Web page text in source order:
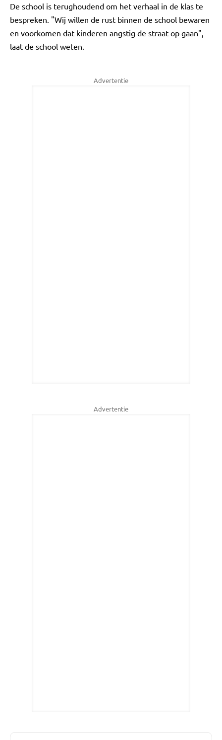
De school is terughoudend om het verhaal in de klas te
bespreken. "Wij willen de rust binnen de school bewaren
en voorkomen dat kinderen angstig de straat op gaan",
laat de school weten.
Advertentie
Advertentie